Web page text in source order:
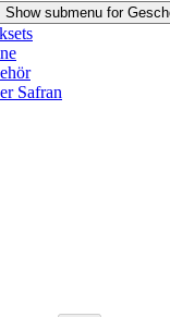
Show submenu for
Safran